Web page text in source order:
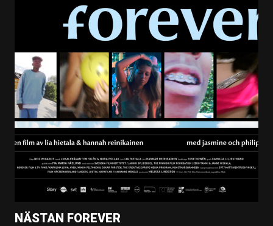
NÄSTAN FOREVER